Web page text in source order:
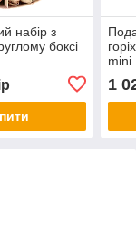
набір з
боксі
mini
1